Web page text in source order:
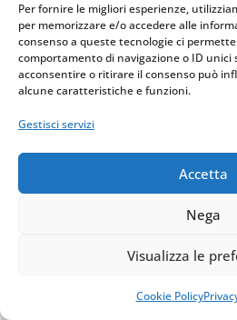
Per fornire le migliori esperienze,
per memorizzare e/o accedere alle
consenso a queste tecnologie ci
comportamento di navigazione o ID unici
acconsentire o ritirare il consenso può
alcune caratteristiche e funzioni.
Gestisci servizi
Accetta
Nega
Visualizza le
Cookie Policy
Articoli